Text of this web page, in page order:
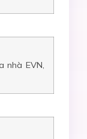
nhà EVN,